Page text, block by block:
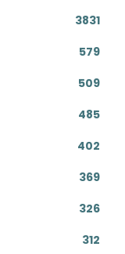
3831
579
509
485
402
369
326
312